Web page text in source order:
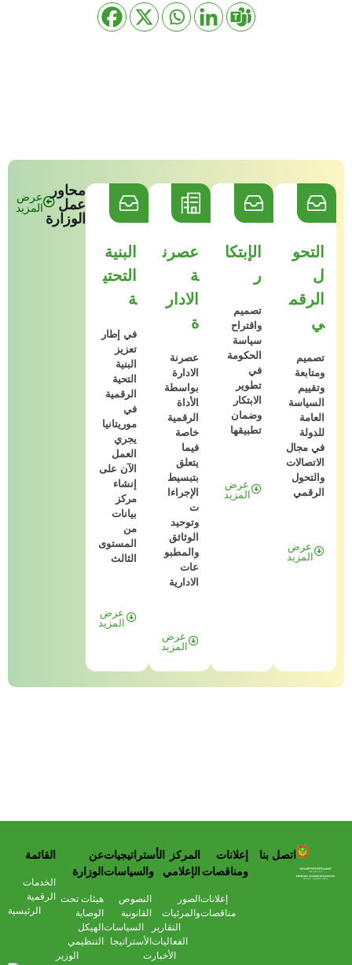
عرض
المزيد
محاور
عمل
الوزارة
البنية
التحتي
ة
في إطار
تعزيز
البنية
التحية
الرقمية
في
موريتانيا
يجري
العمل
الآن على
إنشاء
مركز
بيانات
من
المستوى
الثالث
عرض
المزيد
عصرن
ة
الادار
ة
عصرنة
الادارة
بواسطة
الأداة
الرقمية
خاصة
فيما
يتعلق
بتبسيط
الإجراءا
ت
وتوحيد
الوثائق
والمطبو
عات
الادارية
عرض
المزيد
الإبتكا
ر
تصميم
واقتراح
سياسة
الحكومة
في
تطوير
الابتكار
وضمان
تطبيقها
عرض
المزيد
التحو
ل
الرقم
ي
تصميم
ومتابعة
وتقييم
السياسة
العامة
للدولة
في مجال
الاتصالات
والتحول
الرقمي
عرض
المزيد
وزارة التحول الرقمي وعصرنة الادارة
اتصل بنا
إعلانات
ومناقصات
إعلانات
مناقصات
المركز
الإعلامي
الصور
والمرئيات
التقارير
الفعاليات
الأخبار
الأستراتيجيات
والسياسات
النصوص
القانونية
السياسات
الأستراتيجا
ت
عن
الوزارة
هيئات تحت
الوصاية
الهيكل
التنظيمي
الوزير
القائمة
الخدمات
الرقمية
الرئيسية